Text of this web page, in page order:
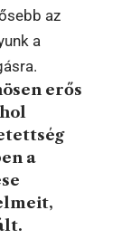
az
a
erős
a